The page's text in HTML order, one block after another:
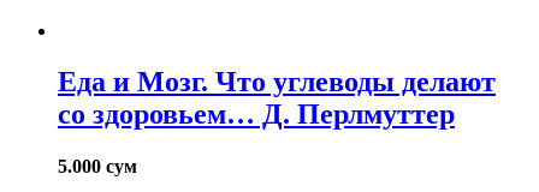
Еда и Мозг. Что углеводы делают
со здоровьем… Д. Перлмуттер
5.000 сум